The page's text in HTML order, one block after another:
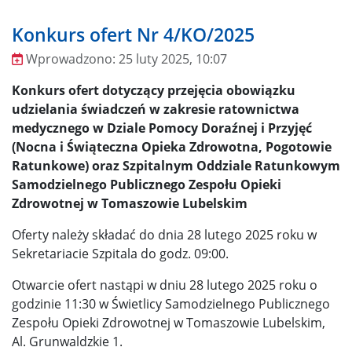
Konkurs ofert Nr 4/KO/2025
Wprowadzono
Wprowadzono: 25 luty 2025, 10:07
Konkurs ofert dotyczący przejęcia obowiązku
udzielania świadczeń w zakresie ratownictwa
medycznego w Dziale Pomocy Doraźnej i Przyjęć
(Nocna i Świąteczna Opieka Zdrowotna, Pogotowie
Ratunkowe) oraz Szpitalnym Oddziale Ratunkowym
Samodzielnego Publicznego Zespołu Opieki
Zdrowotnej w Tomaszowie Lubelskim
Oferty należy składać do dnia 28 lutego 2025 roku w
Sekretariacie Szpitala do godz. 09:00.
Otwarcie ofert nastąpi w dniu 28 lutego 2025 roku o
godzinie 11:30 w Świetlicy Samodzielnego Publicznego
Zespołu Opieki Zdrowotnej w Tomaszowie Lubelskim,
Al. Grunwaldzkie 1.